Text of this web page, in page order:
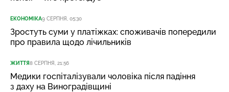
ЕКОНОМІКА9 СЕРПНЯ, 05:30
Зростуть суми у платіжках: споживачів попередили
про правила щодо лічильників
ЖИТТЯ8 СЕРПНЯ, 21:56
Медики госпіталізували чоловіка після падіння
з даху на Виноградівщині